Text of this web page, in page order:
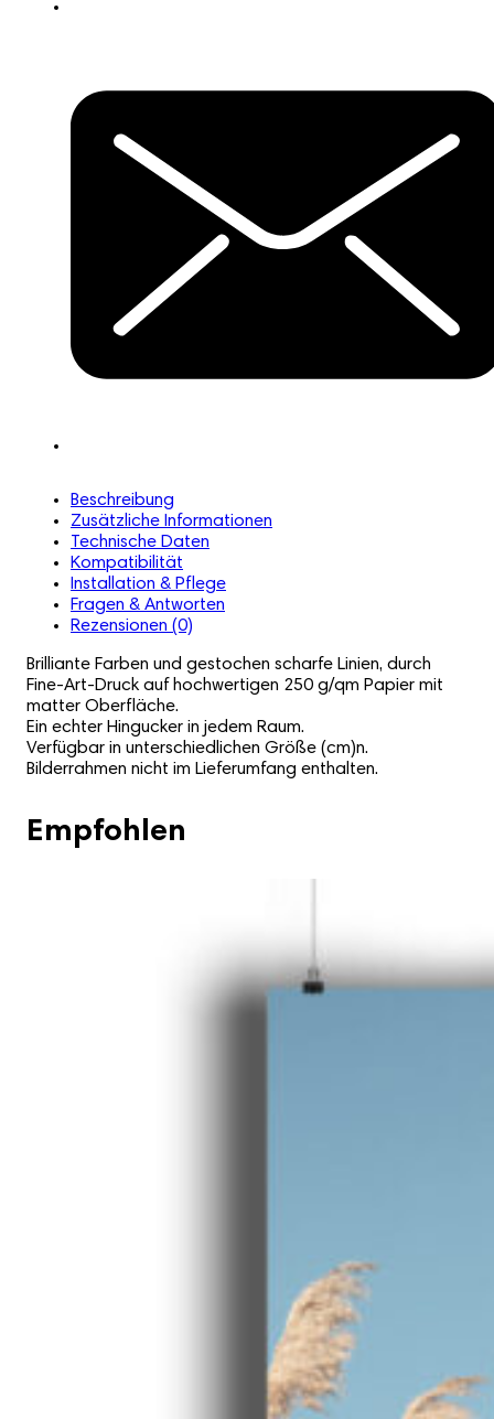
Beschreibung
Zusätzliche Informationen
Technische Daten
Kompatibilität
Installation & Pflege
Fragen & Antworten
Rezensionen (0)
Brilliante Farben und gestochen scharfe Linien, durch
Fine-Art-Druck auf hochwertigen 250 g/qm Papier mit
matter Oberfläche.
Ein echter Hingucker in jedem Raum.
Verfügbar in unterschiedlichen Größe (cm)n.
Bilderrahmen nicht im Lieferumfang enthalten.
Empfohlen